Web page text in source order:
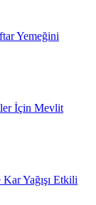
Yemeğini
İçin Mevlit
Yağışı Etkili